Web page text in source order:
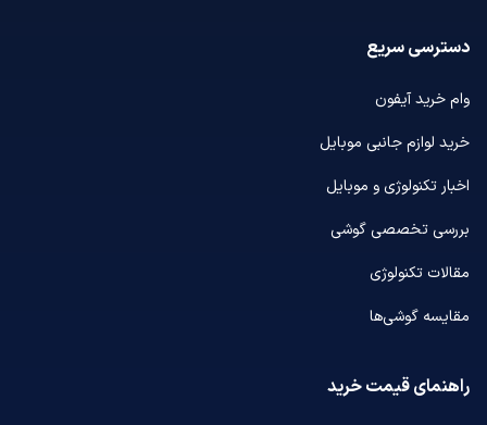
دسترسی سریع
وام خرید آیفون
خرید لوازم جانبی موبایل
اخبار تکنولوژی و موبایل
بررسی تخصصی گوشی
مقالات تکنولوژی
مقایسه گوشی‌ها
راهنمای قیمت خرید